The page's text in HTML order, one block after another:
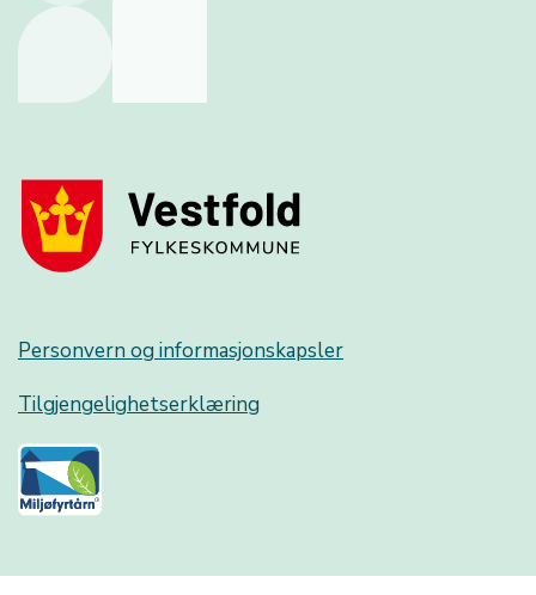
Personvern og informasjonskapsler
Tilgjengelighetserklæring